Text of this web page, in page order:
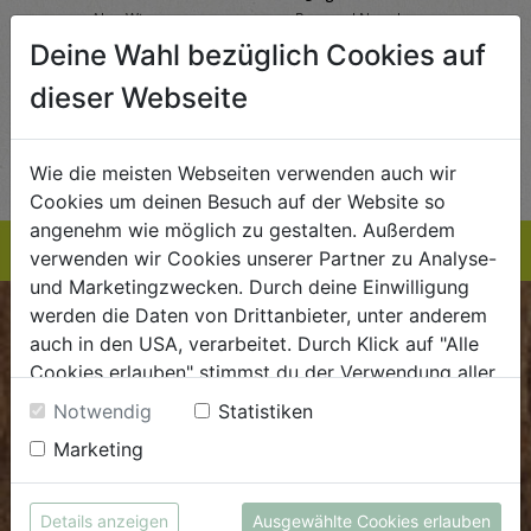
AlmaWin
€ 5,99
Rapunzel Naturkost
€ 3,99
BIOKISTE
Fr: 8.00 - 15.00 Uhr
. dieBiokiste@biohof.at
Deine Wahl bezüglich Cookies auf
dieser Webseite
Wie die meisten Webseiten verwenden auch wir
Cookies um deinen Besuch auf der Website so
angenehm wie möglich zu gestalten. Außerdem
verwenden wir Cookies unserer Partner zu Analyse-
und Marketingzwecken. Durch deine Einwilligung
werden die Daten von Drittanbieter, unter anderem
auch in den USA, verarbeitet. Durch Klick auf "Alle
Cookies erlauben" stimmst du der Verwendung aller
Cookies zu. Unter "Details anzeigen" findest du alle
Infos zu den unterschiedlichen Cookies, du kannst
auch entscheiden, welche Cookies du erlauben
möchtest.
Weitere Informationen findest du in unserer
Notwendig
Statistiken
Marketing
Details anzeigen Ausgewählte Cookies erlauben